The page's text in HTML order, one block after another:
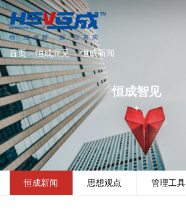
恒成智见
首页 > 恒成洞见 > 恒成新闻
恒成新闻 思想观点 管理工具